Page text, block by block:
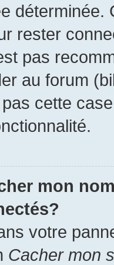
déterminée.
rester
pas
au forum
cette
mon
votre
Cacher mon